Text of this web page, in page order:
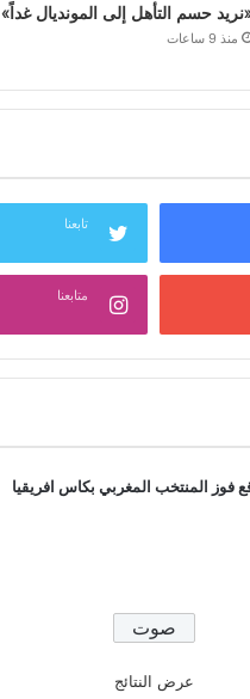
حسم التأهل إلى المونديال غداً»
منذ 9 ساعات
تابعنا
متابعنا
فوز المنتخب المغربي بكاس افريقيا
عرض النتائج